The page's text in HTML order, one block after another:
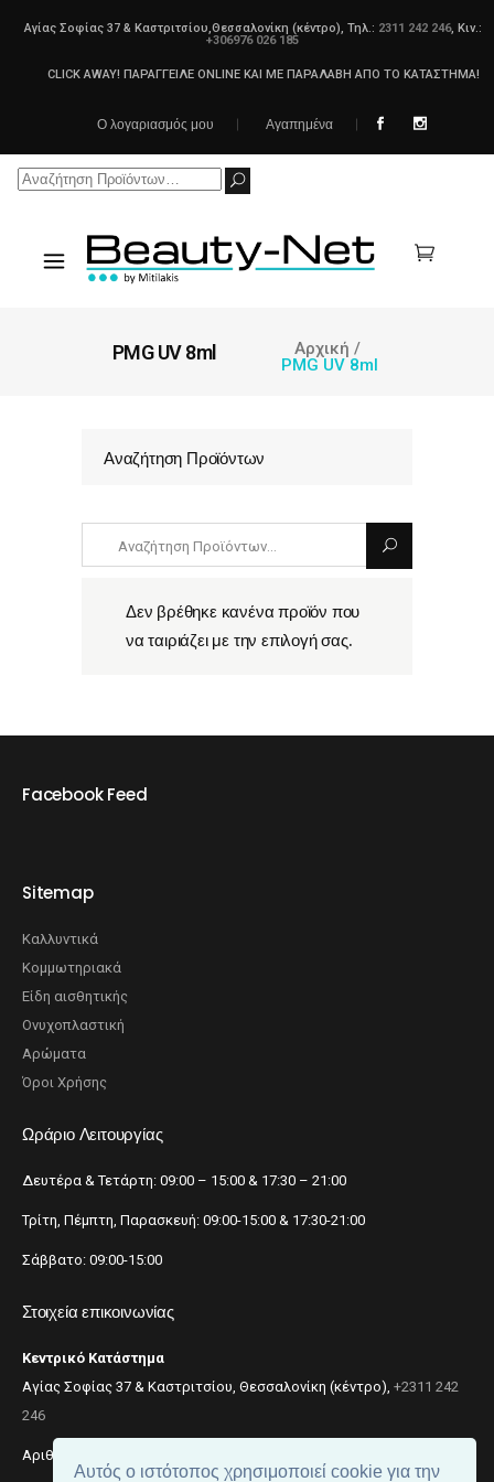
Αυτός ο ιστότοπος χρησιμοποιεί cookie για την
Αγίας Σοφίας 37 & Καστριτσίου,Θεσσαλονίκη (κέντρο), Τηλ.: 2311 242 246, Κιν.:
+306976 026 185
CLICK AWAY! ΠΑΡΑΓΓΕΙΛΕ ONLINE ΚΑΙ ΜΕ ΠΑΡΑΛΑΒΗ ΑΠΟ ΤΟ ΚΑΤΑΣΤΗΜΑ!
Ο λογαριασμός μου Αγαπημένα
Search
PMG UV 8ml Αρχική /
PMG UV 8ml
Αναζήτηση Προϊόντων
Δεν βρέθηκε κανένα προϊόν που
να ταιριάζει με την επιλογή σας.
Facebook Feed
Sitemap
Καλλυντικά
Κομμωτηριακά
Είδη αισθητικής
Ονυχοπλαστική
Αρώματα
Όροι Χρήσης
Ωράριο Λειτουργίας
Δευτέρα & Τετάρτη: 09:00 – 15:00 & 17:30 – 21:00
Τρίτη, Πέμπτη, Παρασκευή: 09:00-15:00 & 17:30-21:00
Σάββατο: 09:00-15:00
Στοιχεία επικοινωνίας
Κεντρικό Κατάστημα
Αγίας Σοφίας 37 & Καστριτσίου, Θεσσαλονίκη (κέντρο), +2311 242
246
Αριθμός ΓΕΜΗ: 059299204000